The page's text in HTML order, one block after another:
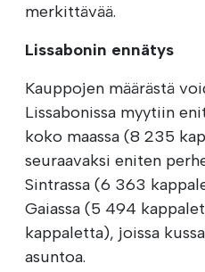
merkittävää.
Lissabonin ennätys
Kauppojen määrästä
Lissabonissa myytiin
koko maassa (8 235
seuraavaksi eniten
Sintrassa (6 363
Gaiassa (5 494
kappaletta), joissa
asuntoa.